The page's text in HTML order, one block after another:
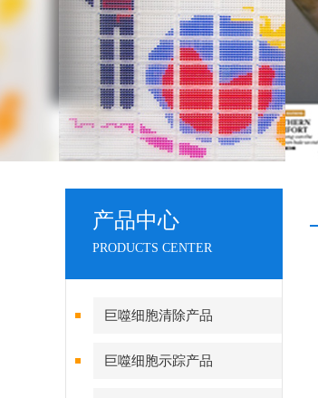
产品中心
PRODUCTS CENTER
巨噬细胞清除产品
巨噬细胞示踪产品